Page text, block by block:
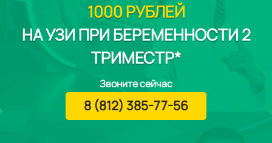
1000 РУБЛЕЙ
НА УЗИ ПРИ БЕРЕМЕННОСТИ 2
ТРИМЕСТР*
Звоните сейчас
8 (812) 385-77-56